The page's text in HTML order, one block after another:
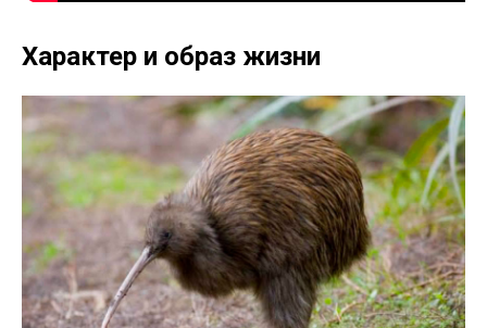
Характер и образ жизни